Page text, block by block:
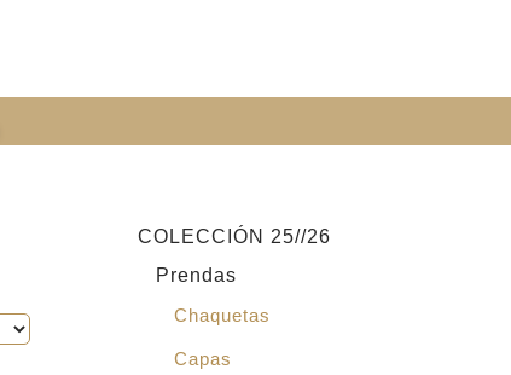
COLECCIÓN 25//26
Prendas
Chaquetas
Capas